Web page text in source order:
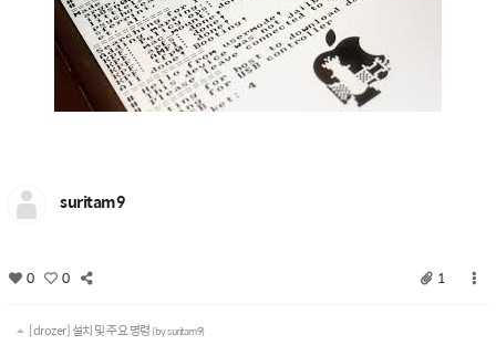
suritam9
0 0 1
[drozer] 설치 및 주요 명령 (by suritam9)